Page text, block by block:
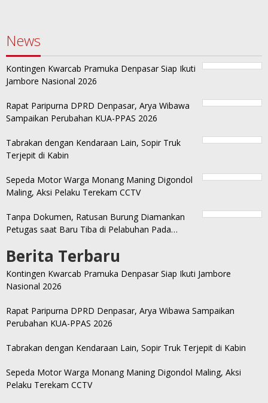
News
Kontingen Kwarcab Pramuka Denpasar Siap Ikuti
Jambore Nasional 2026
Rapat Paripurna DPRD Denpasar, Arya Wibawa
Sampaikan Perubahan KUA-PPAS 2026
Tabrakan dengan Kendaraan Lain, Sopir Truk
Terjepit di Kabin
Sepeda Motor Warga Monang Maning Digondol
Maling, Aksi Pelaku Terekam CCTV
Tanpa Dokumen, Ratusan Burung Diamankan
Petugas saat Baru Tiba di Pelabuhan Pada…
Berita Terbaru
Kontingen Kwarcab Pramuka Denpasar Siap Ikuti Jambore
Nasional 2026
Rapat Paripurna DPRD Denpasar, Arya Wibawa Sampaikan
Perubahan KUA-PPAS 2026
Tabrakan dengan Kendaraan Lain, Sopir Truk Terjepit di Kabin
Sepeda Motor Warga Monang Maning Digondol Maling, Aksi
Pelaku Terekam CCTV